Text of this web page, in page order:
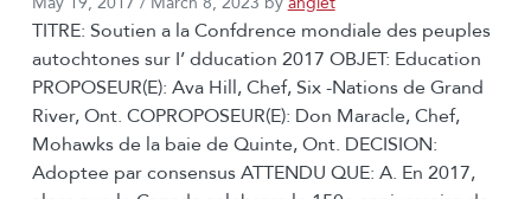
TITRE: Soutien a la Confdrence mondiale des peuples
autochtones sur I’ dducation 2017 OBJET: Education
PROPOSEUR(E): Ava Hill, Chef, Six -Nations de Grand
River, Ont. COPROPOSEUR(E): Don Maracle, Chef,
Mohawks de la baie de Quinte, Ont. DECISION:
Adoptee par consensus ATTENDU QUE: A. En 2017,